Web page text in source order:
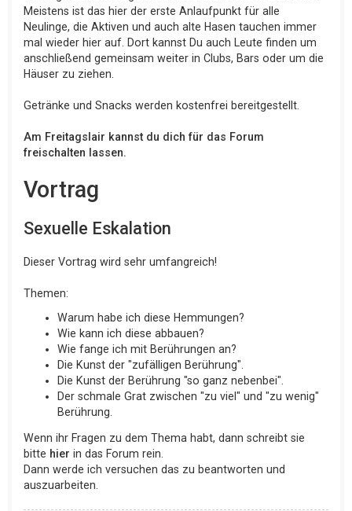
Meistens ist das hier der erste Anlaufpunkt für alle
Neulinge, die Aktiven und auch alte Hasen tauchen immer
mal wieder hier auf. Dort kannst Du auch Leute finden um
anschließend gemeinsam weiter in Clubs, Bars oder um die
Häuser zu ziehen.
Getränke und Snacks werden kostenfrei bereitgestellt.
Am Freitagslair kannst du dich für das Forum
freischalten lassen.
Vortrag
Sexuelle Eskalation
Dieser Vortrag wird sehr umfangreich!
Themen:
Warum habe ich diese Hemmungen?
Wie kann ich diese abbauen?
Wie fange ich mit Berührungen an?
Die Kunst der "zufälligen Berührung".
Die Kunst der Berührung "so ganz nebenbei".
Der schmale Grat zwischen "zu viel" und "zu wenig"
Berührung.
Wenn ihr Fragen zu dem Thema habt, dann schreibt sie
bitte hier in das Forum rein.
Dann werde ich versuchen das zu beantworten und
auszuarbeiten.